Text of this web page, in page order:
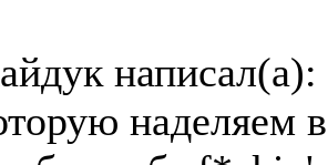
написал(а):
наделяем